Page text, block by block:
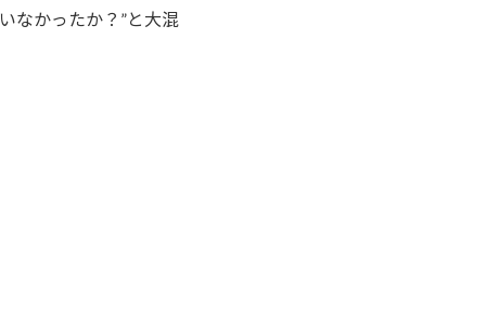
なかったか？”と大混